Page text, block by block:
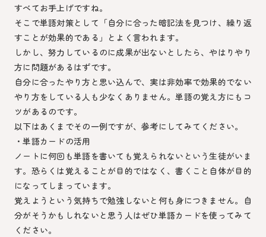
すべてお手上げですね。
そこで単語対策として「自分に合った暗記法を見つけ、繰り返
すことが効果的である」とよく言われます。
しかし、努力しているのに成果が出ないとしたら、やはりやり
方に問題があるはずです。
自分に合ったやり方と思い込んで、実は非効率で効果的でない
やり方をしている人も少なくありません。単語の覚え方にもコ
ツがあるのです。
以下はあくまでその一例ですが、参考にしてみてください。
・単語カードの活用
ノートに何回も単語を書いても覚えられないという生徒がいま
す。恐らくは覚えることが目的ではなく、書くこと自体が目的
になってしまっています。
覚えようという気持ちで勉強しないと何も身につきません。自
分がそうかもしれないと思う人はぜひ単語カードを使ってみて
ください。